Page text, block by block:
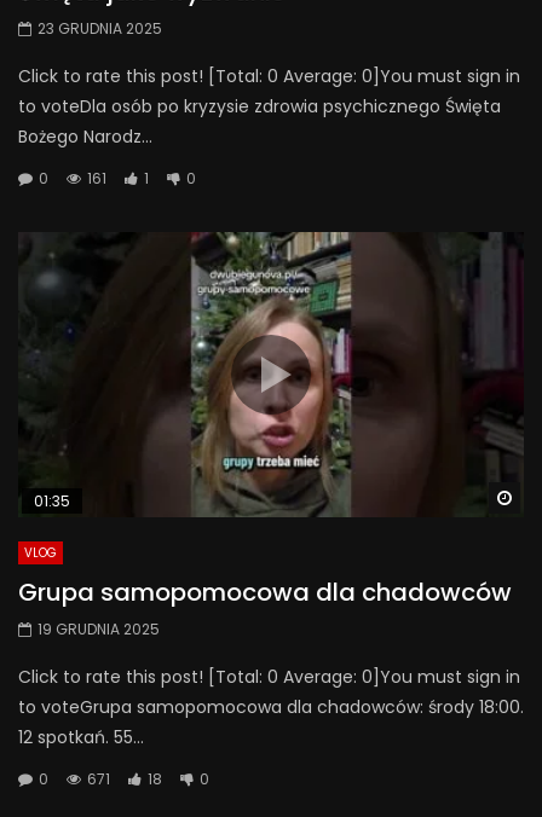
23 GRUDNIA 2025
Click to rate this post! [Total: 0 Average: 0]You must sign in
to voteDla osób po kryzysie zdrowia psychicznego Święta
Bożego Narodz...
0 161 1 0
01:35
VLOG
Grupa samopomocowa dla chadowców
19 GRUDNIA 2025
Click to rate this post! [Total: 0 Average: 0]You must sign in
to voteGrupa samopomocowa dla chadowców: środy 18:00.
12 spotkań. 55...
0 671 18 0